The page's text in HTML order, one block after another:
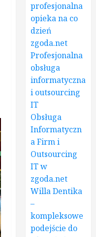
profesjonalna
opieka na co
dzień
zgoda.net
Profesjonalna
obsługa
informatyczna
i outsourcing
IT
Obsługa
Informatyczn
a Firm i
Outsourcing
IT w
zgoda.net
Willa Dentika
–
kompleksowe
podejście do